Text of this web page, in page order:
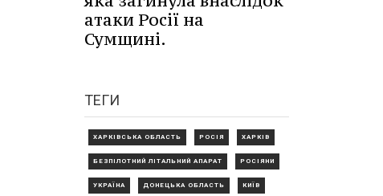
атаки Росії на
Сумщині.
ТЕГИ
ХАРКІВСЬКА ОБЛАСТЬ РОСІЯ ХАРКІВ
БЕЗПІЛОТНИЙ ЛІТАЛЬНИЙ АПАРАТ РОСІЯНИ
УКРАЇНА ДОНЕЦЬКА ОБЛАСТЬ КИЇВ